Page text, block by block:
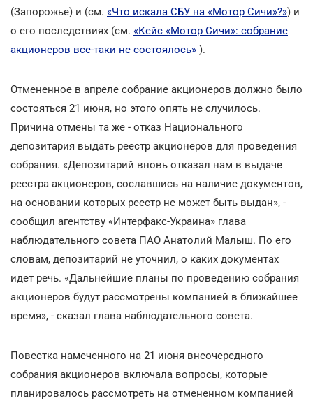
(Запорожье) и (см. «Что искала СБУ на «Мотор Сичи»?») и
о его последствиях (см. «Кейс «Мотор Сичи»: собрание
акционеров все-таки не состоялось» ).
Отмененное в апреле собрание акционеров должно было
состояться 21 июня, но этого опять не случилось.
Причина отмены та же - отказ Национального
депозитария выдать реестр акционеров для проведения
собрания. «Депозитарий вновь отказал нам в выдаче
реестра акционеров, сославшись на наличие документов,
на основании которых реестр не может быть выдан», -
сообщил агентству «Интерфакс-Украина» глава
наблюдательного совета ПАО Анатолий Малыш. По его
словам, депозитарий не уточнил, о каких документах
идет речь. «Дальнейшие планы по проведению собрания
акционеров будут рассмотрены компанией в ближайшее
время», - сказал глава наблюдательного совета.
Повестка намеченного на 21 июня внеочередного
собрания акционеров включала вопросы, которые
планировалось рассмотреть на отмененном компанией